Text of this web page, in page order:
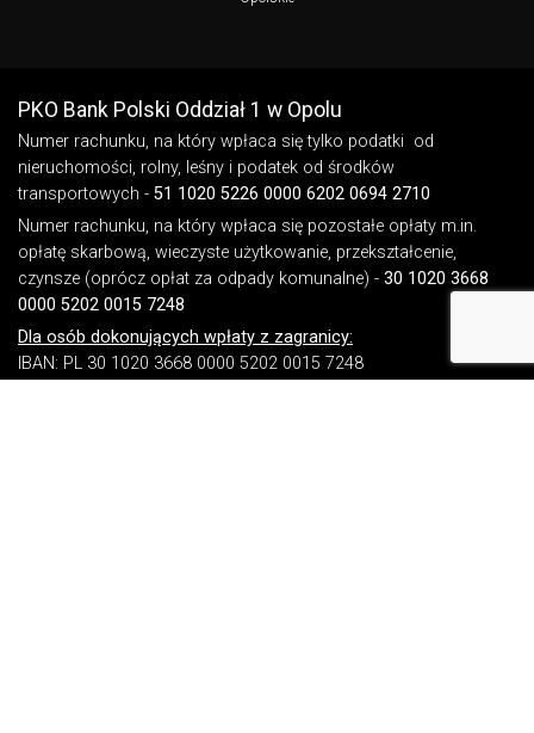
PKO Bank Polski Oddział 1 w Opolu
Numer rachunku, na który wpłaca się tylko podatki od
nieruchomości, rolny, leśny i podatek od środków
transportowych - 51 1020 5226 0000 6202 0694 2710
Numer rachunku, na który wpłaca się pozostałe opłaty m.in.
opłatę skarbową, wieczyste użytkowanie, przekształcenie,
czynsze (oprócz opłat za odpady komunalne) - 30 1020 3668
0000 5202 0015 7248
Dla osób dokonujących wpłaty z zagranicy:
IBAN: PL 30 1020 3668 0000 5202 0015 7248